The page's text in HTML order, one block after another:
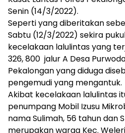
Senin (14/3/2022).
Seperti yang diberitakan
Sabtu (12/3/2022) sekira
kecelakaan lalulintas yang
326, 800 jalur A Desa
Pekalongan yang diduga
pengemudi yang mengantuk.
Akibat kecelakaan lalulintas
penumpang Mobil Izusu
nama Sulimah, 56 tahun dan
merupakan warga Kec.